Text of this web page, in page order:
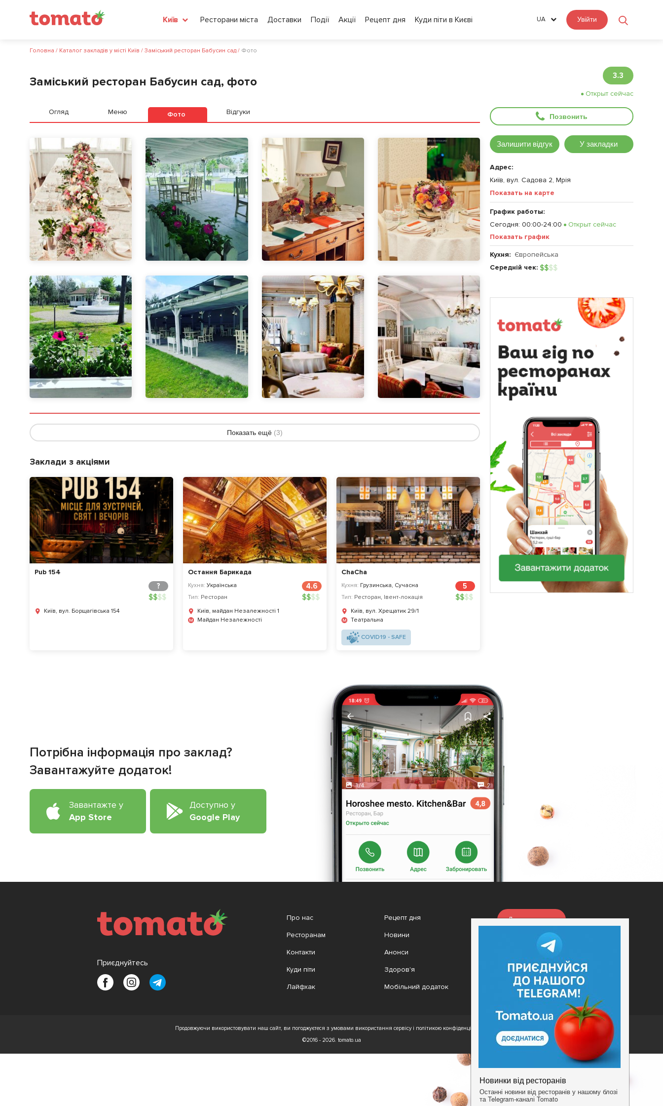
Київ Ресторани міста Доставки Події Акції Рецепт дня Куди піти в Києві UA Увійти
Головна / Каталог закладів у місті Київ / Заміський ресторан Бабусин сад / Фото
Заміський ресторан Бабусин сад, фото 3.3
Открыт сейчас
Позвонить
Залишити відгук У закладки
Адрес:
Київ, вул. Садова 2, Мрія
Показать на карте
График работы:
Сегодня: 00:00-24:00
Открыт сейчас
Показать график
Кухня: Європейська
Середній чек: $$$$
Огляд Меню Фото Відгуки
Показать ещё (3)
Заклади з акціями
Pub 154
?
$$$$
Київ, вул. Борщагівська 154
Остання Барикада
Кухня: Українська
Тип: Ресторан
4.6
$$$$
Київ, майдан Незалежності 1
Майдан Незалежності
ChaCha
Кухня: Грузинська, Сучасна
Тип: Ресторан, Івент-локація
5
$$$$
Київ, вул. Хрещатик 29/1
Театральна
COVID19 - SAFE
Потрібна інформація про заклад?
Завантажуйте додаток!
Завантажте у
App Store
Доступно у
Google Play
Приєднуйтесь
Про нас
Ресторанам
Контакти
Куди піти
Лайфхак
Рецепт дня
Новини
Анонси
Здоров'я
Мобільний додаток
Додати заклад
Конфіденційність
Умови
Продовжуючи використовувати наш сайт, ви погоджуєтеся з умовами використання сервісу і політикою конфіденційності.
©2016 - 2026. tomato.ua